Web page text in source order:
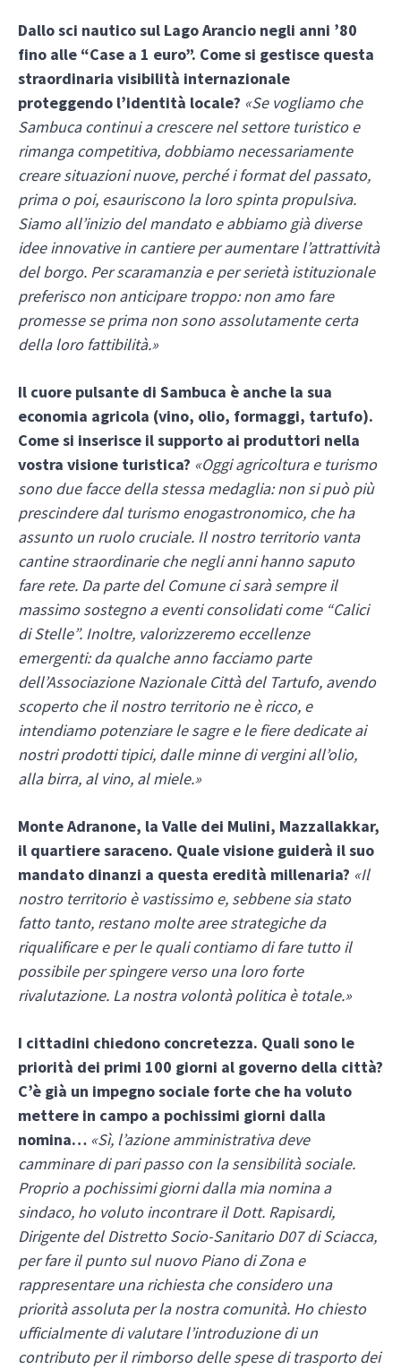
Dallo sci nautico sul Lago Arancio negli anni ’80
fino alle “Case a 1 euro”. Come si gestisce questa
straordinaria visibilità internazionale
proteggendo l’identità locale? «Se vogliamo che
Sambuca continui a crescere nel settore turistico e
rimanga competitiva, dobbiamo necessariamente
creare situazioni nuove, perché i format del passato,
prima o poi, esauriscono la loro spinta propulsiva.
Siamo all’inizio del mandato e abbiamo già diverse
idee innovative in cantiere per aumentare l’attrattività
del borgo. Per scaramanzia e per serietà istituzionale
preferisco non anticipare troppo: non amo fare
promesse se prima non sono assolutamente certa
della loro fattibilità.»
Il cuore pulsante di Sambuca è anche la sua
economia agricola (vino, olio, formaggi, tartufo).
Come si inserisce il supporto ai produttori nella
vostra visione turistica? «Oggi agricoltura e turismo
sono due facce della stessa medaglia: non si può più
prescindere dal turismo enogastronomico, che ha
assunto un ruolo cruciale. Il nostro territorio vanta
cantine straordinarie che negli anni hanno saputo
fare rete. Da parte del Comune ci sarà sempre il
massimo sostegno a eventi consolidati come “Calici
di Stelle”. Inoltre, valorizzeremo eccellenze
emergenti: da qualche anno facciamo parte
dell’Associazione Nazionale Città del Tartufo, avendo
scoperto che il nostro territorio ne è ricco, e
intendiamo potenziare le sagre e le fiere dedicate ai
nostri prodotti tipici, dalle minne di vergini all’olio,
alla birra, al vino, al miele.»
Monte Adranone, la Valle dei Mulini, Mazzallakkar,
il quartiere saraceno. Quale visione guiderà il suo
mandato dinanzi a questa eredità millenaria? «Il
nostro territorio è vastissimo e, sebbene sia stato
fatto tanto, restano molte aree strategiche da
riqualificare e per le quali contiamo di fare tutto il
possibile per spingere verso una loro forte
rivalutazione. La nostra volontà politica è totale.»
I cittadini chiedono concretezza. Quali sono le
priorità dei primi 100 giorni al governo della città?
C’è già un impegno sociale forte che ha voluto
mettere in campo a pochissimi giorni dalla
nomina… «Sì, l’azione amministrativa deve
camminare di pari passo con la sensibilità sociale.
Proprio a pochissimi giorni dalla mia nomina a
sindaco, ho voluto incontrare il Dott. Rapisardi,
Dirigente del Distretto Socio-Sanitario D07 di Sciacca,
per fare il punto sul nuovo Piano di Zona e
rappresentare una richiesta che considero una
priorità assoluta per la nostra comunità. Ho chiesto
ufficialmente di valutare l’introduzione di un
contributo per il rimborso delle spese di trasporto dei